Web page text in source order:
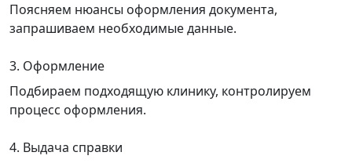
Поясняем нюансы оформления документа,
запрашиваем необходимые данные.
3. Оформление
Подбираем подходящую клинику, контролируем
процесс оформления.
4. Выдача справки